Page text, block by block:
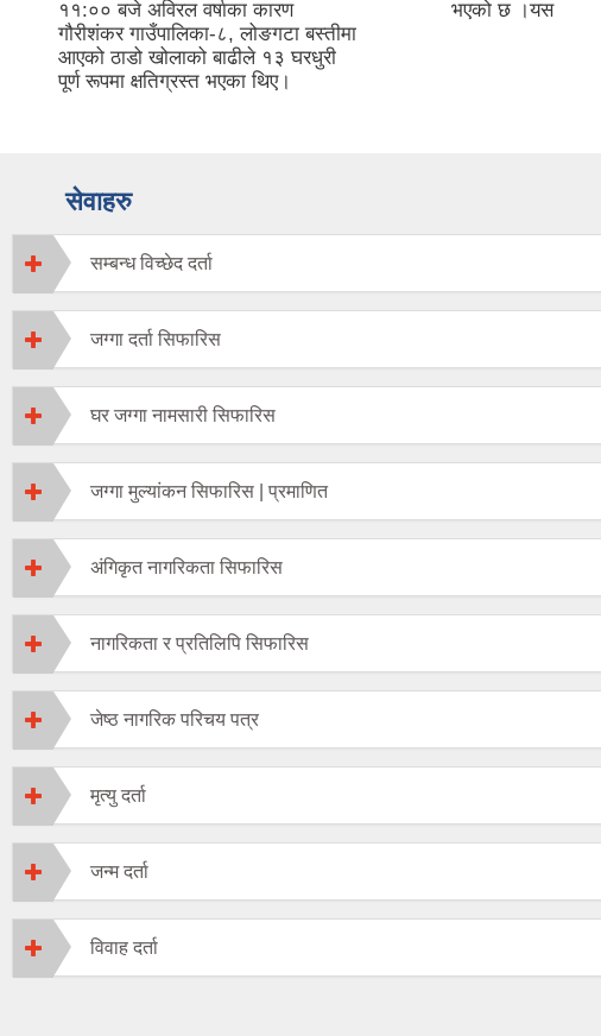
११:०० बजे अविरल वर्षाका कारण
गौरीशंकर गाउँपालिका-८, लोङगटा बस्तीमा
आएको ठाडो खोलाको बाढीले १३ घरधुरी
पूर्ण रूपमा क्षतिग्रस्त भएका थिए।
भएको छ ।यस
सेवाहरु
सम्बन्ध विच्छेद दर्ता
जग्गा दर्ता सिफारिस
घर जग्गा नामसारी सिफारिस
जग्गा मुल्यांकन सिफारिस | प्रमाणित
अंगिकृत नागरिकता सिफारिस
नागरिकता र प्रतिलिपि सिफारिस
जेष्ठ नागरिक परिचय पत्र
मृत्यु दर्ता
जन्म दर्ता
विवाह दर्ता